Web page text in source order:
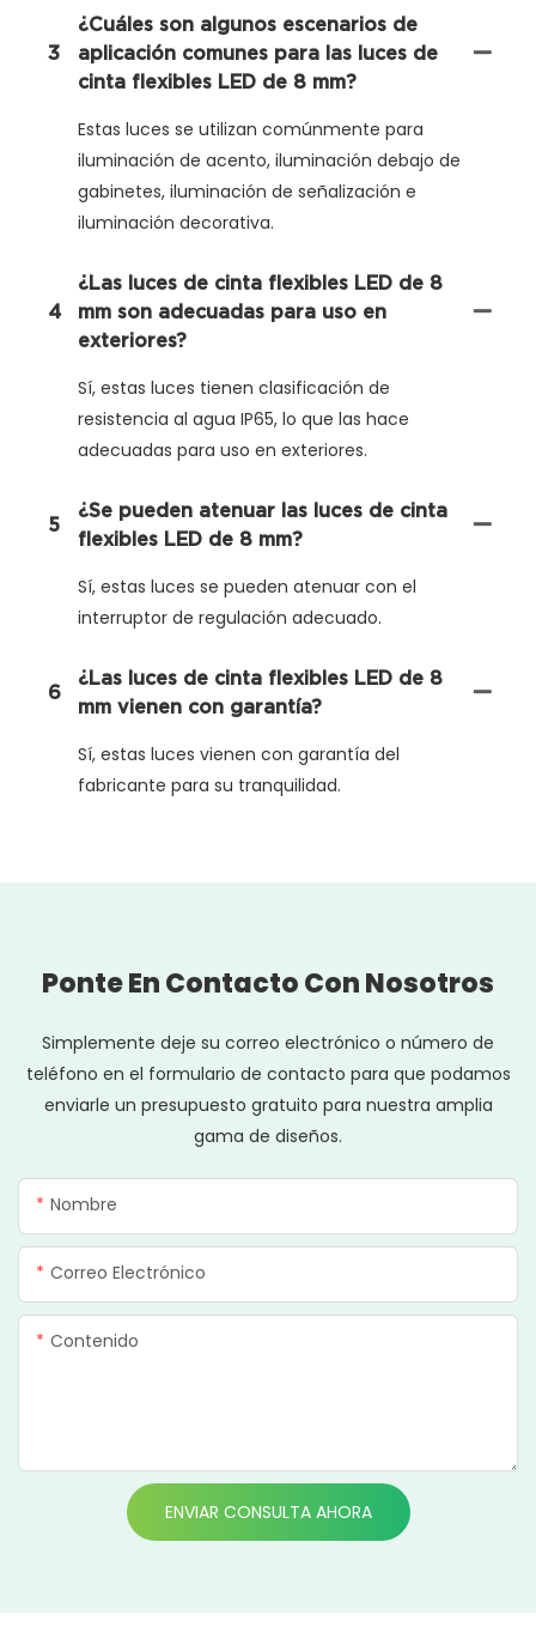
3
¿Cuáles son algunos escenarios de
aplicación comunes para las luces de
cinta flexibles LED de 8 mm?
Estas luces se utilizan comúnmente para
iluminación de acento, iluminación debajo de
gabinetes, iluminación de señalización e
iluminación decorativa.
4
¿Las luces de cinta flexibles LED de 8
mm son adecuadas para uso en
exteriores?
Sí, estas luces tienen clasificación de
resistencia al agua IP65, lo que las hace
adecuadas para uso en exteriores.
5
¿Se pueden atenuar las luces de cinta
flexibles LED de 8 mm?
Sí, estas luces se pueden atenuar con el
interruptor de regulación adecuado.
6
¿Las luces de cinta flexibles LED de 8
mm vienen con garantía?
Sí, estas luces vienen con garantía del
fabricante para su tranquilidad.
Ponte En Contacto Con Nosotros
Simplemente deje su correo electrónico o número de
teléfono en el formulario de contacto para que podamos
enviarle un presupuesto gratuito para nuestra amplia
gama de diseños.
Nombre
Correo Electrónico
Contenido
ENVIAR CONSULTA AHORA